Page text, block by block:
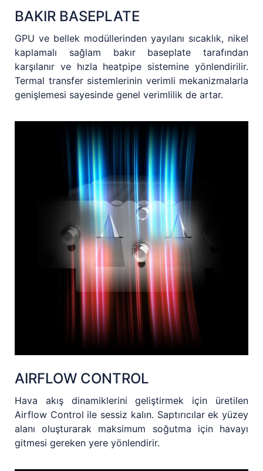
BAKIR BASEPLATE
GPU ve bellek modüllerinden yayılanı sıcaklık, nikel
kaplamalı sağlam bakır baseplate tarafından
karşılanır ve hızla heatpipe sistemine yönlendirilir.
Termal transfer sistemlerinin verimli mekanizmalarla
genişlemesi sayesinde genel verimlilik de artar.
AIRFLOW CONTROL
Hava akış dinamiklerini geliştirmek için üretilen
Airflow Control ile sessiz kalın. Saptırıcılar ek yüzey
alanı oluşturarak maksimum soğutma için havayı
gitmesi gereken yere yönlendirir.